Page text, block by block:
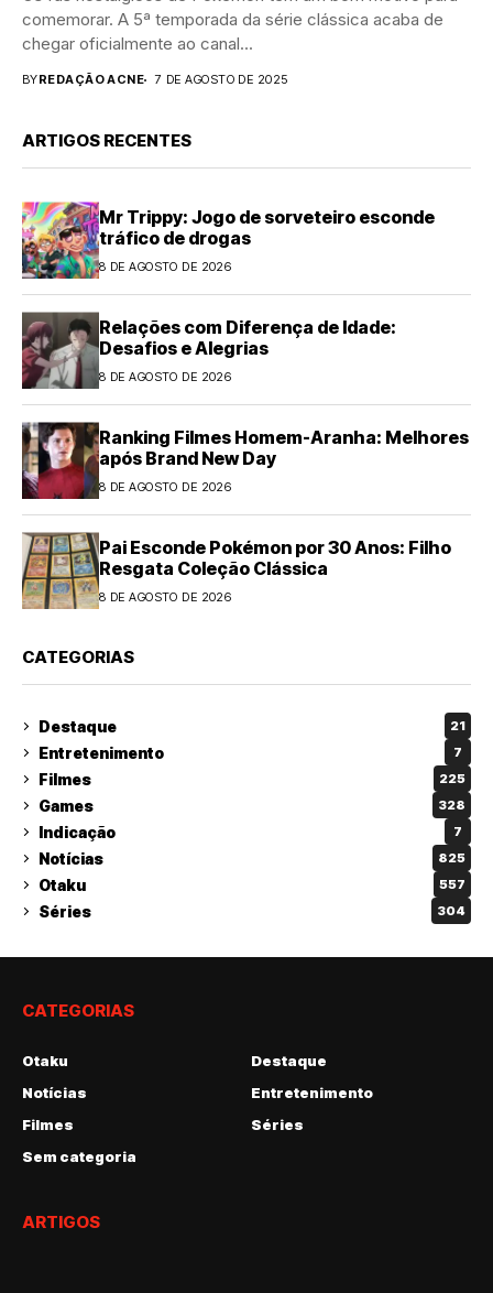
comemorar. A 5ª temporada da série clássica acaba de
chegar oficialmente ao canal...
BYREDAÇÃO ACNE 7 DE AGOSTO DE 2025
ARTIGOS RECENTES
Mr Trippy: Jogo de sorveteiro esconde
tráfico de drogas
8 DE AGOSTO DE 2026
Relações com Diferença de Idade:
Desafios e Alegrias
8 DE AGOSTO DE 2026
Ranking Filmes Homem-Aranha: Melhores
após Brand New Day
8 DE AGOSTO DE 2026
Pai Esconde Pokémon por 30 Anos: Filho
Resgata Coleção Clássica
8 DE AGOSTO DE 2026
CATEGORIAS
Destaque 21
Entretenimento 7
Filmes 225
Games 328
Indicação 7
Notícias 825
Otaku 557
Séries 304
CATEGORIAS
Otaku
Destaque
Notícias
Entretenimento
Filmes
Séries
Sem categoria
ARTIGOS